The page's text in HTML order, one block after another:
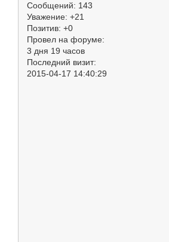
Сообщений: 143
Уважение: +21
Позитив: +0
Провел на форуме:
3 дня 19 часов
Последний визит:
2015-04-17 14:40:29